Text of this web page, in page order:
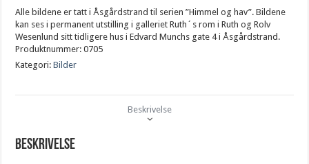
Alle bildene er tatt i Åsgårdstrand til serien ”Himmel og hav”. Bildene
kan ses i permanent utstilling i galleriet Ruth´s rom i Ruth og Rolv
Wesenlund sitt tidligere hus i Edvard Munchs gate 4 i Åsgårdstrand.
Produktnummer:0705
Kategori:Bilder
Beskrivelse
Beskrivelse